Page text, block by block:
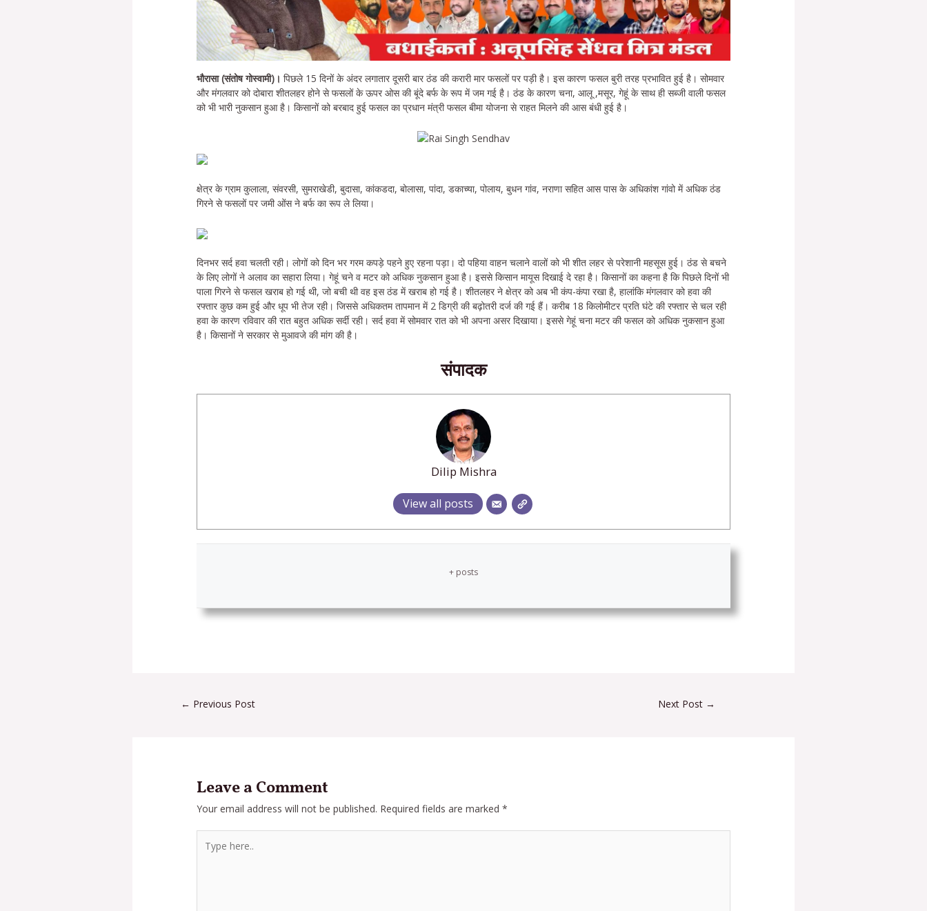
भौरासा (संतोष गोस्वामी)। पिछले 15 दिनों के अंदर लगातार दूसरी बार ठंड की करारी मार फसलों पर पड़ी है। इस कारण फसल बुरी तरह प्रभावित हुई है। सोमवार
और मंगलवार को दोबारा शीतलहर होने से फसलों के ऊपर ओस की बूंदे बर्फ के रूप में जम गई है। ठंड के कारण चना, आलू ,मसूर, गेहूं के साथ ही सब्जी वाली फसल
को भी भारी नुकसान हुआ है। किसानों को बरबाद हुई फसल का प्रधान मंत्री फसल बीमा योजना से राहत मिलने की आस बंधी हुई है।
क्षेत्र के ग्राम कुलाला, संवरसी, सुमराखेडी, बुदासा, कांकडदा, बोलासा, पांदा, डकाच्या, पोलाय, बुधन गांव, नराणा सहित आस पास के अधिकांश गांवो में अधिक ठंड
गिरने से फसलों पर जमी ओंस ने बर्फ का रूप ले लिया।
दिनभर सर्द हवा चलती रही। लोगों को दिन भर गरम कपड़े पहने हुए रहना पड़ा। दो पहिया वाहन चलाने वालों को भी शीत लहर से परेशानी महसूस हुई। ठंड से बचने
के लिए लोगों ने अलाव का सहारा लिया। गेहूं चने व मटर को अधिक नुकसान हुआ है। इससे किसान मायूस दिखाई दे रहा है। किसानों का कहना है कि पिछले दिनों भी
पाला गिरने से फसल खराब हो गई थी, जो बची थी वह इस ठंड में खराब हो गई है। शीतलहर ने क्षेत्र को अब भी कंप-कंपा रखा है, हालांकि मंगलवार को हवा की
रफ्तार कुछ कम हुई और धूप भी तेज रही। जिससे अधिकतम तापमान में 2 डिग्री की बढ़ोतरी दर्ज की गई हैं। करीब 18 किलोमीटर प्रति घंटे की रफ्तार से चल रही
हवा के कारण रविवार की रात बहुत अधिक सर्दी रही। सर्द हवा में सोमवार रात को भी अपना असर दिखाया। इससे गेहूं चना मटर की फसल को अधिक नुकसान हुआ
है। किसानों ने सरकार से मुआवजे की मांग की है।
संपादक
Dilip Mishra
View all posts
+ posts
← Previous Post Next Post →
Leave a Comment
Your email address will not be published. Required fields are marked*
here..